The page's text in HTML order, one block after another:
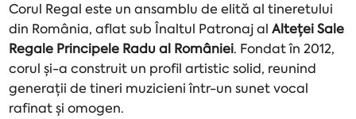
Corul Regal este un ansamblu de elită al tineretului
din România, aflat sub Înaltul Patronaj alAlteței Sale
Regale Principele Radu al României. Fondat în 2012,
corul și-a construit un profil artistic solid, reunind
generații de tineri muzicieni într-un sunet vocal
rafinat și omogen.